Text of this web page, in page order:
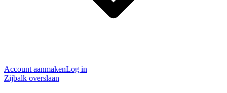
Account aanmakenLog in
Zijbalk overslaan